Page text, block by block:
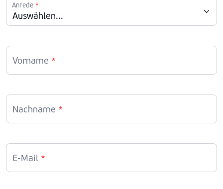
Anrede *
Vorname *
Nachname *
E-Mail *